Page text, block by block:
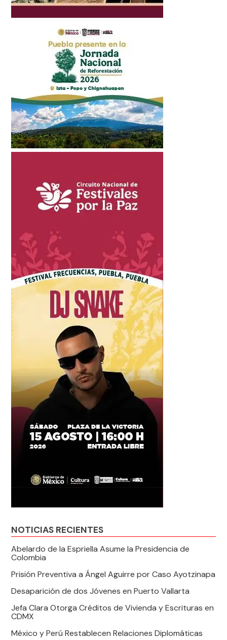
NOTICIAS RECIENTES
Abelardo de la Espriella Asume la Presidencia de
Colombia
Prisión Preventiva a Ángel Aguirre por Caso Ayotzinapa
Desaparición de dos Jóvenes en Puerto Vallarta
Jefa Clara Otorga Créditos de Vivienda y Escrituras en
CDMX
México y Perú Restablecen Relaciones Diplomáticas